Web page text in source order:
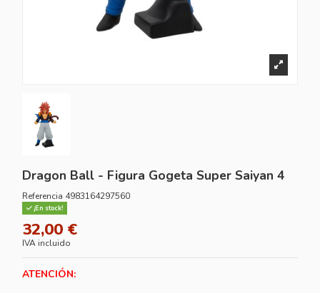
Dragon Ball - Figura Gogeta Super Saiyan 4
Referencia 4983164297560
¡En stock!
32,00 €
IVA incluido
ATENCIÓN: